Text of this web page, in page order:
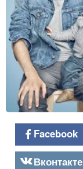
Facebook
Вконтакте